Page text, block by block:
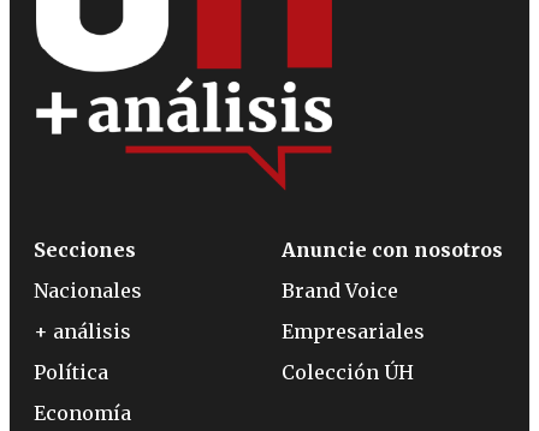
Secciones
Nacionales
+ análisis
Política
Economía
Anuncie con nosotros
Brand Voice
Empresariales
Colección ÚH